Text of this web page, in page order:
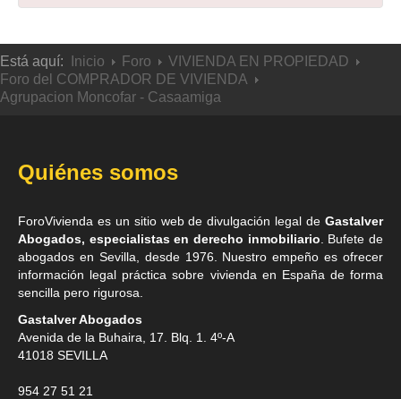
Está aquí: Inicio Foro
VIVIENDA EN PROPIEDAD
Foro del COMPRADOR DE VIVIENDA
Agrupacion Moncofar - Casaamiga
Quiénes somos
ForoVivienda es un sitio web de divulgación legal de Gastalver
Abogados, especialistas en derecho inmobiliario . Bufete de
abogados en Sevilla , desde 1976. Nuestro empeño es ofrecer
información legal práctica sobre vivienda en España de forma
sencilla pero rigurosa.
Gastalver Abogados
Avenida de la Buhaira, 17. Blq. 1. 4º-A
41018 SEVILLA
954 27 51 21